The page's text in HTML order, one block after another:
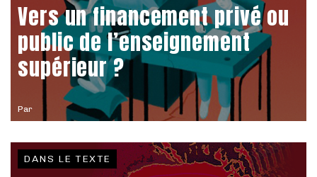
Par
Vers un financement privé ou
public de l’enseignement
supérieur ?
DANS LE TEXTE